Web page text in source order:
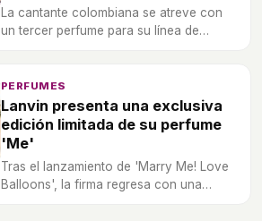
La cantante colombiana se atreve con
un tercer perfume para su línea de
PERFUMES
Lanvin presenta una exclusiva
edición limitada de su perfume
'Me'
Tras el lanzamiento de 'Marry Me! Love
Balloons', la firma regresa con una